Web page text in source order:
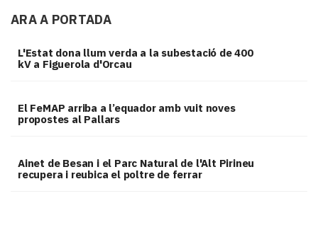
ARA A PORTADA
L'Estat dona llum verda a la subestació de 400
kV a Figuerola d'Orcau
El FeMAP arriba a l’equador amb vuit noves
propostes al Pallars
Ainet de Besan i el Parc Natural de l'Alt Pirineu
recupera i reubica el poltre de ferrar